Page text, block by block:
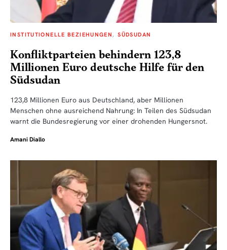
INSTITUTIONELLE BEZIEHUNGEN SÜDSUDAN
Konfliktparteien behindern 123,8
Millionen Euro deutsche Hilfe für den
Südsudan
123,8 Millionen Euro aus Deutschland, aber Millionen
Menschen ohne ausreichend Nahrung: In Teilen des Südsudan
warnt die Bundesregierung vor einer drohenden Hungersnot.
Amani Diallo